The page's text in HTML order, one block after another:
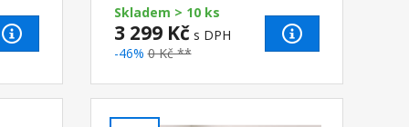
Skladem > 10 ks
3 299 Kč s DPH
-46% 0 Kč **